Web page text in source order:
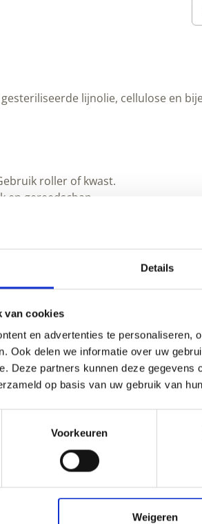
Details
van cookies
en advertenties te personaliseren,
Ook delen we informatie over uw
Deze partners kunnen deze
op basis van uw gebruik van
Voorkeuren
Weigeren
of kwast.
kleine gaatjes en fijne scheurtjes.